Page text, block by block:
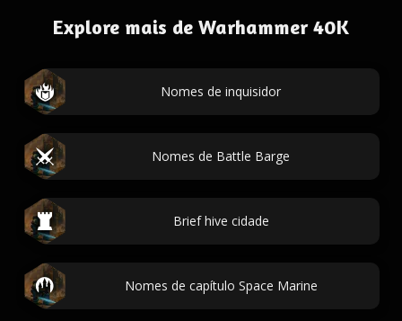
Explore mais de Warhammer 40K
Nomes de inquisidor
Nomes de Battle Barge
Brief hive cidade
Nomes de capítulo Space Marine